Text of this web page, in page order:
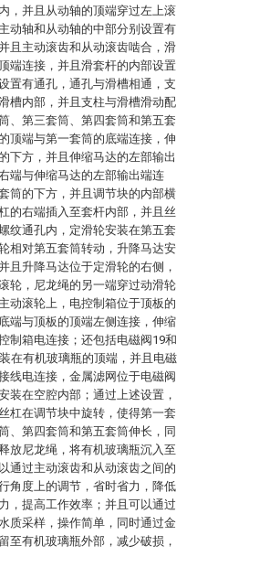
，并且从动轴的顶端穿过左上滚
动轴和从动轴的中部分别设置有
且主动滚齿和从动滚齿啮合，滑
端连接，并且滑套杆的内部设置
置有通孔，通孔与滑槽相通，支
槽内部，并且支柱与滑槽滑动配
、第三套筒、第四套筒和第五套
顶端与第一套筒的底端连接，伸
下方，并且伸缩马达的左部输出
端与伸缩马达的左部输出端连
筒的下方，并且调节块的内部横
的右端插入至套杆内部，并且丝
纹通孔内，定滑轮安装在第五套
相对第五套筒转动，升降马达安
且升降马达位于定滑轮的右侧，
轮，尼龙绳的另一端穿过动滑轮
动滚轮上，电控制箱位于顶板的
端与顶板的顶端左侧连接，伸缩
制箱电连接；还包括电磁阀19和
在有机玻璃瓶的顶端，并且电磁
线电连接，金属滤网位于电磁阀
装在空腔内部；通过上述设置，
杠在调节块中旋转，使得第一套
、第四套筒和第五套筒伸长，同
放尼龙绳，将有机玻璃瓶沉入至
通过主动滚齿和从动滚齿之间的
角度上的调节，省时省力，降低
，提高工作效率；并且可以通过
质采样，操作简单，同时通过金
至有机玻璃瓶外部，减少破损，